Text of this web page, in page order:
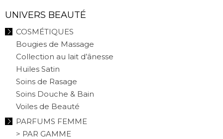
UNIVERS BEAUTÉ
COSMÉTIQUES
Bougies de Massage
Collection au lait d’ânesse
Huiles Satin
Soins de Rasage
Soins Douche & Bain
Voiles de Beauté
PARFUMS FEMME
> PAR GAMME